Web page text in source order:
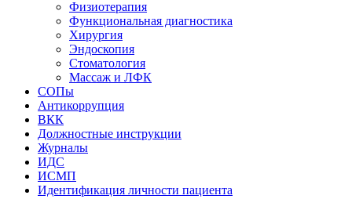
Физиотерапия
Функциональная диагностика
Хирургия
Эндоскопия
Стоматология
Массаж и ЛФК
СОПы
Антикоррупция
ВКК
Должностные инструкции
Журналы
ИДС
ИСМП
Идентификация личности пациента